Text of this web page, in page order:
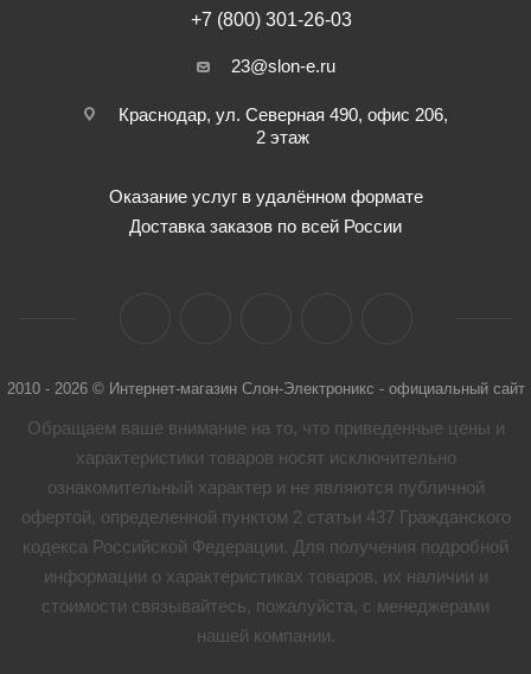
+7 (800) 301-26-03
23@slon-e.ru
Краснодар, ул. Северная 490, офис 206,
2 этаж
Оказание услуг в удалённом формате
Доставка заказов по всей России
2010 - 2026 © Интернет-магазин Слон-Электроникс - официальный сайт
Обращаем ваше внимание на то, что приведенные цены и
характеристики товaров носят исключительно
ознакомительный характер и не являются публичной
офертой, определенной пунктом 2 статьи 437 Гражданского
кодекса Российской Федерации. Для получения подробной
информации о характеристиках товaров, их наличии и
стоимости связывайтесь, пожалуйста, с менеджерами
нашей компании.